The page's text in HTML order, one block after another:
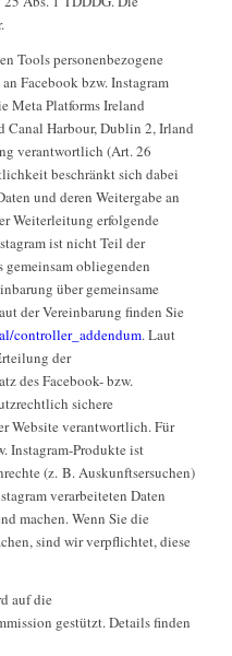
Tools personenbezogene
Facebook bzw. Instagram
Meta Platforms Ireland
Canal Harbour, Dublin 2, Irland
verantwortlich (Art. 26
beschränkt sich dabei
und deren Weitergabe an
Weiterleitung erfolgende
ist nicht Teil der
gemeinsam obliegenden
über gemeinsame
der Vereinbarung finden Sie
controller_addendum. Laut
der
des Facebook- bzw.
sichere
Website verantwortlich. Für
Instagram-Produkte ist
(z. B. Auskunftsersuchen)
verarbeiteten Daten
machen. Wenn Sie die
sind wir verpflichtet, diese
auf die
gestützt. Details finden